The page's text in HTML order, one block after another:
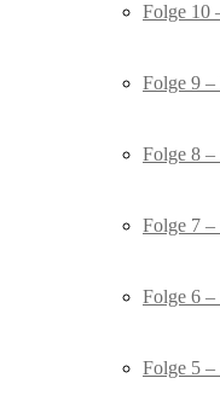
Folge 10
Folge 9 –
Folge 8
Folge 7
Folge 6 –
Folge 5